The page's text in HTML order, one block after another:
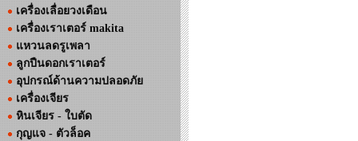
เครื่องเลื่อยวงเดือน
เครื่องเราเตอร์ makita
แหวนลดรูเพลา
ลูกปืนดอกเราเตอร์
อุปกรณ์ด้านความปลอดภัย
เครื่องเจียร
หินเจียร - ใบตัด
กุญแจ - ตัวล็อค